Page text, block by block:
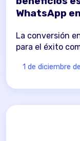
WhatsApp
La conversión
para el éxito
1 de diciembre